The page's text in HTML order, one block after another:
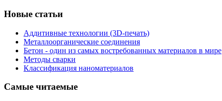
Новые статьи
Аддитивные технологии (3D-печать)
Металлоорганические соединения
Бетон - один из самых востребованных материалов в мире
Методы сварки
Классификация наноматериалов
Самые читаемые